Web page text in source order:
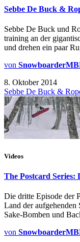
Sebbe De Buck &
Sebbe De Buck und
training an der
und drehen ein paar
von
8. Oktober 2014
Sebbe De Buck &
Videos
The Postcard Series:
Die dritte Episode der
Land der
Sake-Bomben und
von